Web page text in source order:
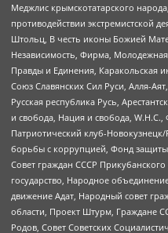
Меджлис крымскотатарского
противодействии экстремистской
Штольц, В честь иконы Божией
Независимость, Фирма,
Правды и Единения, Каракольская
Союз Славянских Сил Руси, Алля-
Русская республика Русь,
и свобода, Нация и свобода,
Патриотический клуб-
борьбы с коррупцией, Фонд
Совет граждан СССР
государство, Народное
движение Адат, Народный совет
области, Проект Штурм, Граждане
Родов, Совет Советских